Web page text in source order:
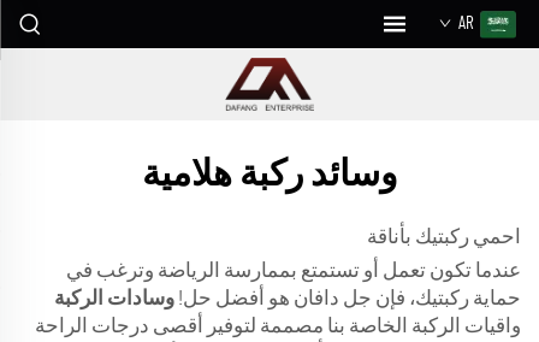
AR
وسائد ركبة هلامية
احمي ركبتيك بأناقة
عندما تكون تعمل أو تستمتع بممارسة الرياضة وترغب في
حماية ركبتيك، فإن جل دافان هو أفضل حل! وسادات الركبة
واقيات الركبة الخاصة بنا مصممة لتوفير أقصى درجات الراحة